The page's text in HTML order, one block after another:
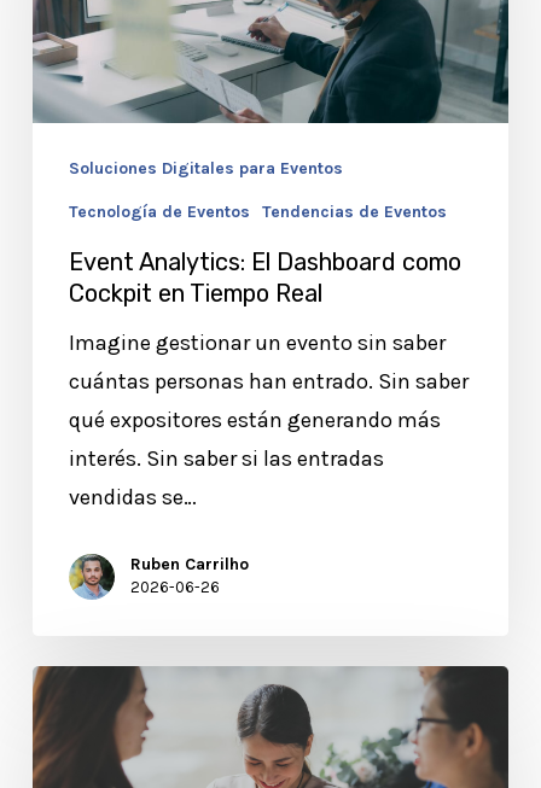
Dashboard
como
Cockpit
en
Tiempo
Real
Soluciones Digitales para Eventos
Tecnología de Eventos Tendencias de Eventos
Event Analytics: El Dashboard como
Cockpit en Tiempo Real
Imagine gestionar un evento sin saber
cuántas personas han entrado. Sin saber
qué expositores están generando más
interés. Sin saber si las entradas
vendidas se…
Ruben Carrilho
2026-06-26
Eventos
sostenibles:
Smart